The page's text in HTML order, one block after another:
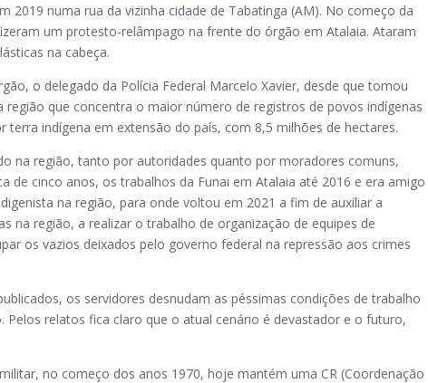
2019 numa rua da vizinha cidade de Tabatinga (AM). No começo da
um protesto-relâmpago na frente do órgão em Atalaia. Ataram
na cabeça.
o delegado da Polícia Federal Marcelo Xavier, desde que tomou
que concentra o maior número de registros de povos indígenas
indígena em extensão do país, com 8,5 milhões de hectares.
na região, tanto por autoridades quanto por moradores comuns,
de cinco anos, os trabalhos da Funai em Atalaia até 2016 e era amigo
na região, para onde voltou em 2021 a fim de auxiliar a
na região, a realizar o trabalho de organização de equipes de
os vazios deixados pelo governo federal na repressão aos crimes
os servidores desnudam as péssimas condições de trabalho
relatos fica claro que o atual cenário é devastador e o futuro,
no começo dos anos 1970, hoje mantém uma CR (Coordenação